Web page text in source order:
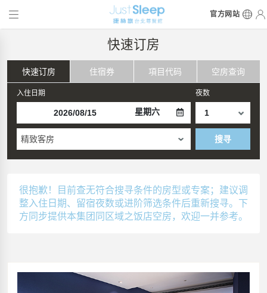
官方网站
快速订房
快速订房 住宿券 項目代码 空房查询
入住日期
星期六
夜数
精致客房 搜寻
很抱歉！目前查无符合搜寻条件的房型或专案；建议调
整入住日期、留宿夜数或进阶筛选条件后重新搜寻。下
方同步提供本集团同区域之饭店空房，欢迎一并参考。